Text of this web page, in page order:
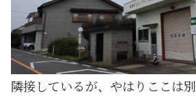
隣接しているが、やはりここは